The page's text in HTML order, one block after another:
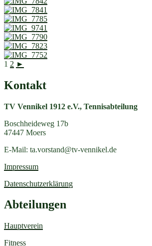
1 2 ►
Kontakt
TV Vennikel 1912 e.V., Tennisabteilung
Boschheideweg 17b
47447 Moers
E-Mail: ta.vorstand@tv-vennikel.de
Impressum
Datenschutzerklärung
Abteilungen
Hauptverein
Fitness